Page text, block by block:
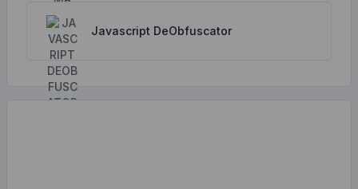
Javascript DeObfuscator